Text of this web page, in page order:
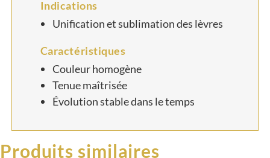
Indications
Unification et sublimation des lèvres
Caractéristiques
Couleur homogène
Tenue maîtrisée
Évolution stable dans le temps
Produits similaires